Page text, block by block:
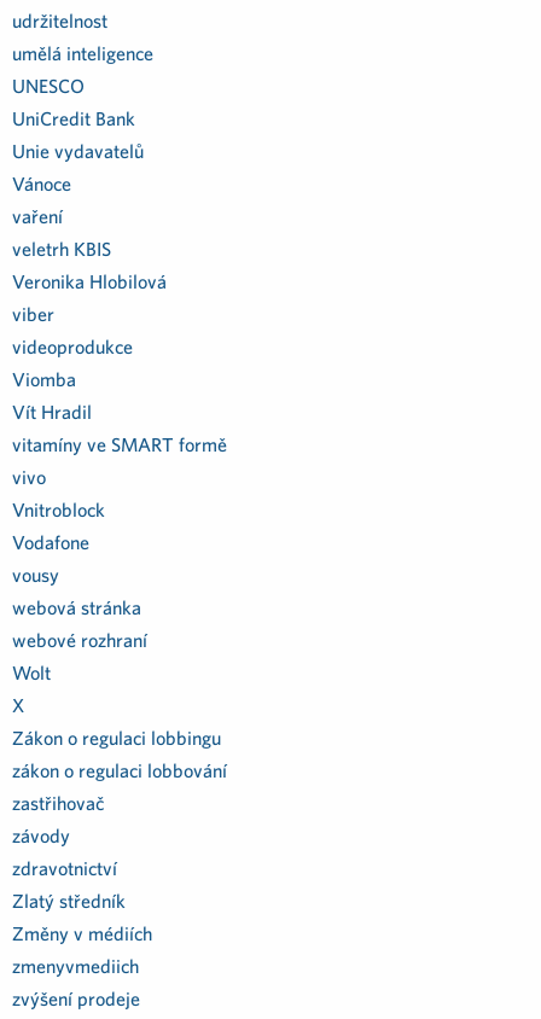
udržitelnost
umělá inteligence
UNESCO
UniCredit Bank
Unie vydavatelů
Vánoce
vaření
veletrh KBIS
Veronika Hlobilová
viber
videoprodukce
Viomba
Vít Hradil
vitamíny ve SMART formě
vivo
Vnitroblock
Vodafone
vousy
webová stránka
webové rozhraní
Wolt
X
Zákon o regulaci lobbingu
zákon o regulaci lobbování
zastřihovač
závody
zdravotnictví
Zlatý středník
Změny v médiích
zmenyvmediich
zvýšení prodeje